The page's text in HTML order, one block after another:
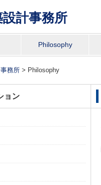
計事務所
ー Philosophy
務所 > Philosophy
ョン